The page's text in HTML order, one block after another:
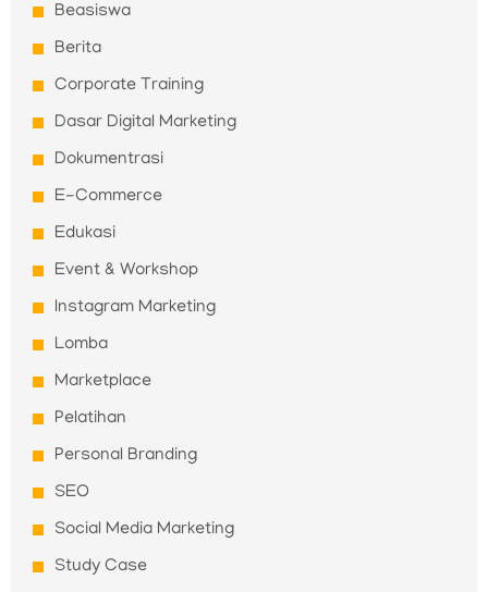
Beasiswa
Berita
Corporate Training
Dasar Digital Marketing
Dokumentrasi
E-Commerce
Edukasi
Event & Workshop
Instagram Marketing
Lomba
Marketplace
Pelatihan
Personal Branding
SEO
Social Media Marketing
Study Case